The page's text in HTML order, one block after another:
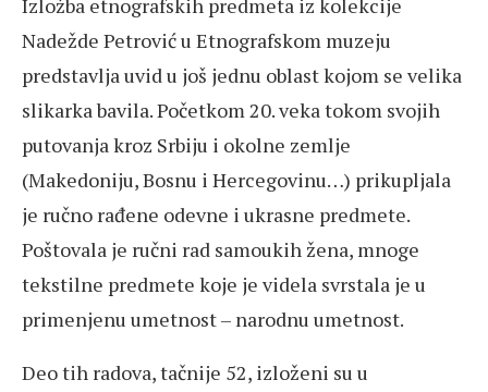
Nadežde Petrović u Etnografskom muzeju
predstavlja uvid u još jednu oblast kojom se velika
slikarka bavila. Početkom 20. veka tokom svojih
putovanja kroz Srbiju i okolne zemlje
(Makedoniju, Bosnu i Hercegovinu…) prikupljala
je ručno rađene odevne i ukrasne predmete.
Poštovala je ručni rad samoukih žena, mnoge
tekstilne predmete koje je videla svrstala je u
primenjenu umetnost – narodnu umetnost.
Deo tih radova, tačnije 52, izloženi su u